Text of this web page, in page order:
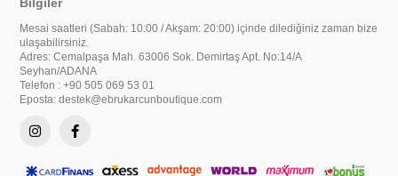
Mesai saatleri (Sabah: 10:00 / Akşam: 20:00) içinde dilediğiniz zaman bize
ulaşabilirsiniz.
Adres: Cemalpaşa Mah. 63006 Sok. Demirtaş Apt. No:14/A
Seyhan/ADANA
Telefon : +90 505 069 53 01
Eposta:destek@ebrukarcunboutique.com